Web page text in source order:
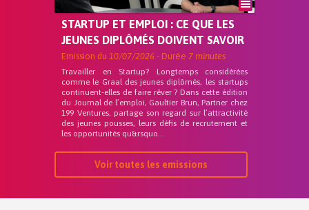
STARTUP ET EMPLOI : CE QUE LES
JEUNES DIPLÔMÉS DOIVENT SAVOIR
Emission du 10/07/2026 - Durée 7 minutes
Travailler en Startup? Longtemps considérées
comme le Graal des jeunes diplômés, les startups
continuent-elles de faire rêver ? Dans cette édition
du Journal de l’emploi, Gaultier Brun, Partner chez
199 Ventures, partage son regard sur l’attractivité
des jeunes pousses, leurs défis de recrutement et
les opportunités qu&rsquo...
Voir toutes les emissions